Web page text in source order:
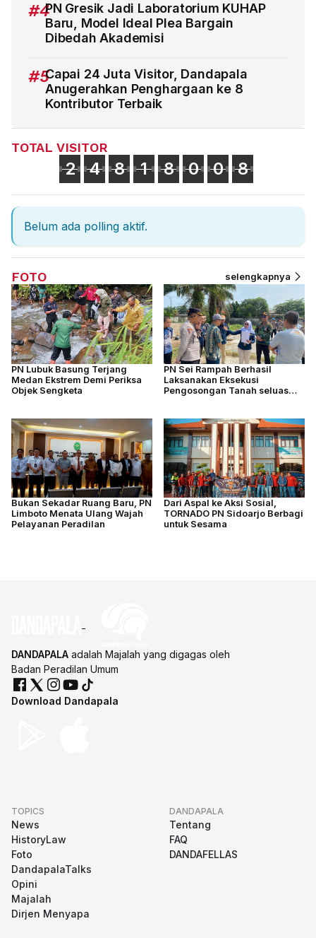
#4PN Gresik Jadi Laboratorium KUHAP
Baru, Model Ideal Plea Bargain
Dibedah Akademisi
#5Capai 24 Juta Visitor, Dandapala
Anugerahkan Penghargaan ke 8
Kontributor Terbaik
TOTAL VISITOR
2 4 8 1 8 0 0 8
Belum ada polling aktif.
FOTO selengkapnya
PN Lubuk Basung Terjang
Medan Ekstrem Demi Periksa
Objek Sengketa
PN Sei Rampah Berhasil
Laksanakan Eksekusi
Pengosongan Tanah seluas
Bukan Sekadar Ruang Baru, PN
Limboto Menata Ulang Wajah
Pelayanan Peradilan
Dari Aspal ke Aksi Sosial,
TORNADO PN Sidoarjo Berbagi
untuk Sesama
DANDAPALA adalah Majalah yang digagas oleh
Badan Peradilan Umum
Download Dandapala
TOPICS
News
HistoryLaw
Foto
DandapalaTalks
Opini
Majalah
Dirjen Menyapa
DANDAPALA
Tentang
FAQ
DANDAFELLAS